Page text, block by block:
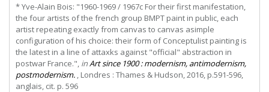
* Yve-Alain Bois: "1960-1969 / 1967c For their first manifestation,
the four artists of the french group BMPT paint in public, each
artist repeating exactly from canvas to canvas asimple
configuration of his choice: their form of Conceptulist painting is
the latest in a line of attaxks against "official" abstraction in
postwar France.", inArt since 1900 : modernism, antimodernism,
postmodernism. , Londres : Thames & Hudson, 2016, p.591-596,
anglais, cit. p. 596